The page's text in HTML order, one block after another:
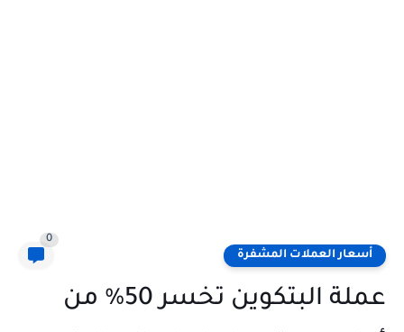
أسعار العملات المشفرة
0
عملة البتكوين تخسر 50% من